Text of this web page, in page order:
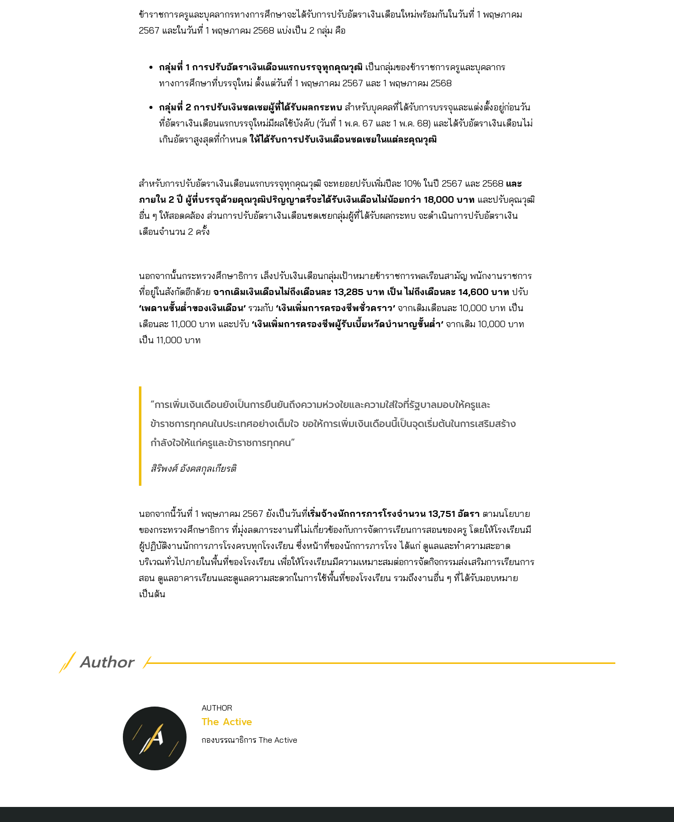
ข้าราชการครูและบุคลากรทางการศึกษาจะได้รับการปรับอัตราเงินเดือนใหม่พร้อมกันในวันที่ 1 พฤษภาคม
2567 และในวันที่ 1 พฤษภาคม 2568 แบ่งเป็น 2 กลุ่ม คือ
กลุ่มที่ 1 การปรับอัตราเงินเดือนแรกบรรจุทุกคุณวุฒิ เป็นกลุ่มของข้าราชการครูและบุคลากร
ทางการศึกษาที่บรรจุใหม่ ตั้งแต่วันที่ 1 พฤษภาคม 2567 และ 1 พฤษภาคม 2568
กลุ่มที่ 2 การปรับเงินชดเชยผู้ที่ได้รับผลกระทบ สำหรับบุคคลที่ได้รับการบรรจุและแต่งตั้งอยู่ก่อนวัน
ที่อัตราเงินเดือนแรกบรรจุใหม่มีผลใช้บังคับ (วันที่ 1 พ.ค. 67 และ 1 พ.ค. 68) และได้รับอัตราเงินเดือนไม่
เกินอัตราสูงสุดที่กำหนดให้ได้รับการปรับเงินเดือนชดเชยในแต่ละคุณวุฒิ
สำหรับการปรับอัตราเงินเดือนแรกบรรจุทุกคุณวุฒิ จะทยอยปรับเพิ่มปีละ 10% ในปี 2567 และ 2568 และ
ภายใน 2 ปี ผู้ที่บรรจุด้วยคุณวุฒิปริญญาตรีจะได้รับเงินเดือนไม่น้อยกว่า 18,000 บาท และปรับคุณวุฒิ
อื่น ๆ ให้สอดคล้อง ส่วนการปรับอัตราเงินเดือนชดเชยกลุ่มผู้ที่ได้รับผลกระทบ จะดำเนินการปรับอัตราเงิน
เดือนจำนวน 2 ครั้ง
นอกจากนั้นกระทรวงศึกษาธิการ เล็งปรับเงินเดือนกลุ่มเป้าหมายข้าราชการพลเรือนสามัญ พนักงานราชการ
ที่อยู่ในสังกัดอีกด้วย จากเดิมเงินเดือนไม่ถึงเดือนละ 13,285 บาท เป็น ไม่ถึงเดือนละ 14,600 บาท ปรับ
‘เพดานขั้นต่ำของเงินเดือน’ รวมกับ ‘เงินเพิ่มการครองชีพชั่วคราว’ จากเดิมเดือนละ 10,000 บาท เป็น
เดือนละ 11,000 บาท และปรับ ‘เงินเพิ่มการครองชีพผู้รับเบี้ยหวัดบำนาญขั้นต่ำ’ จากเดิม 10,000 บาท
เป็น 11,000 บาท
“การเพิ่มเงินเดือนยังเป็นการยืนยันถึงความห่วงใยและความใส่ใจที่รัฐบาลมอบให้ครูและ
ข้าราชการทุกคนในประเทศอย่างเต็มใจ ขอให้การเพิ่มเงินเดือนนี้เป็นจุดเริ่มต้นในการเสริมสร้าง
กำลังใจให้แก่ครูและข้าราชการทุกคน”
สิริพงศ์ อังคสกุลเกียรติ
นอกจากนี้วันที่ 1 พฤษภาคม 2567 ยังเป็นวันที่เริ่มจ้างนักการภารโรงจำนวน 13,751 อัตรา ตามนโยบาย
ของกระทรวงศึกษาธิการ ที่มุ่งลดภาระงานที่ไม่เกี่ยวข้องกับการจัดการเรียนการสอนของครู โดยให้โรงเรียนมี
ผู้ปฏิบัติงานนักการภารโรงครบทุกโรงเรียน ซึ่งหน้าที่ของนักการภารโรง ได้แก่ ดูแลและทำความสะอาด
บริเวณทั่วไปภายในพื้นที่ของโรงเรียน เพื่อให้โรงเรียนมีความเหมาะสมต่อการจัดกิจกรรมส่งเสริมการเรียนการ
สอน ดูแลอาคารเรียนและดูแลความสะดวกในการใช้พื้นที่ของโรงเรียน รวมถึงงานอื่น ๆ ที่ได้รับมอบหมาย
เป็นต้น
Author
AUTHOR
The Active
กองบรรณาธิการ The Active